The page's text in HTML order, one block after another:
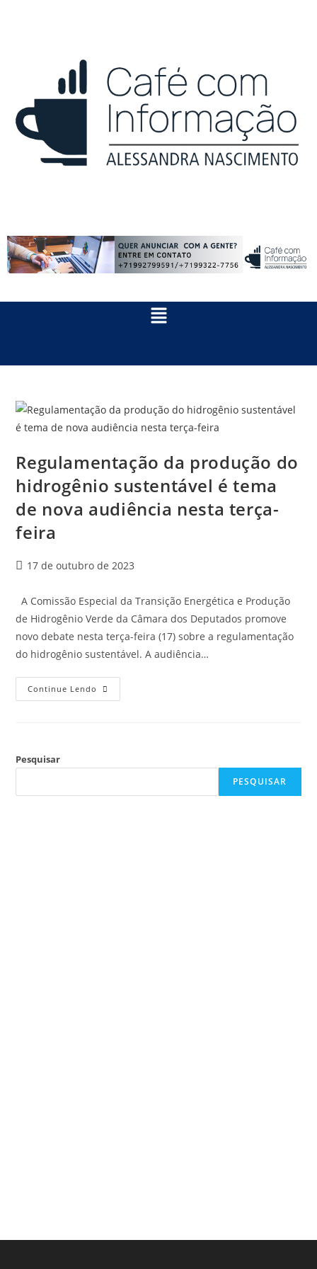
Regulamentação da produção do
hidrogênio sustentável é tema
de nova audiência nesta terça-
feira
17 de outubro de 2023
A Comissão Especial da Transição Energética e Produção
de Hidrogênio Verde da Câmara dos Deputados promove
novo debate nesta terça-feira (17) sobre a regulamentação
do hidrogênio sustentável. A audiência…
Continue Lendo
Pesquisar
PESQUISAR